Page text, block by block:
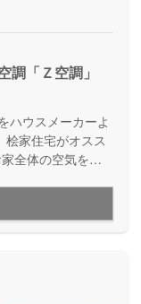
調「Ｚ空調」
ハウスメーカーよ
桧家住宅がオスス
全体の空気を循
験できる施設も
りを進めることが
験してみてくださ